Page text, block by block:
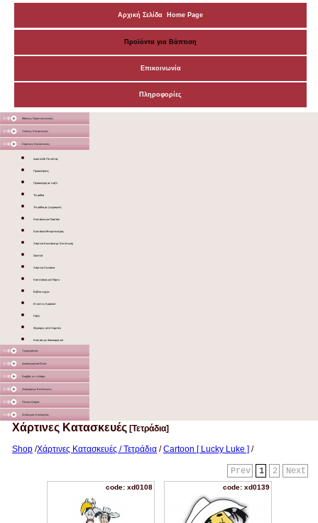
Αρχική Σελίδα Home Page
Προϊόντα για Βάπτιση
Επικοινωνία
Πληροφορίες
Μάσκες Προστατευτικές
Ξύλινες Κατασκευές
Χάρτινες Κατασκευές
Δακτυλίδι Πετσέτας
Προσκλήσεις
Πρόσκληση σε πάζλ
Τετράδια
Τετράδια με ζωγραφιές
Κουτάκια για Παστάκι
Κουτάκια Μπομπονιέρας
Χάρτινα Κουτάκια με Εκτύπωση
Σουπλά
Χάρτινα Χωνάκια
Καπελάκια για Πάρτυ
Βιβλίο ευχών
Ετικέτες Κρασιού
Πάζλ
Φιγούρες από Χαρτόνι
Κουτάκι με διακοσμητικό
Υφασμάτινα
Διακοσμητικά Σταντ
Καμβάς σε τελάρο
Διάφορα με Εκτύπωση
Γλειφιτζούρια
Στολισμός Εκκλησίας
Χάρτινες Κατασκευές [Τετράδια]
Shop /Χάρτινες Κατασκευές / Τετράδια /Cartoon [ Lucky Luke ] /
Next
2
1
Prev
code: xd0108 code: xd0139